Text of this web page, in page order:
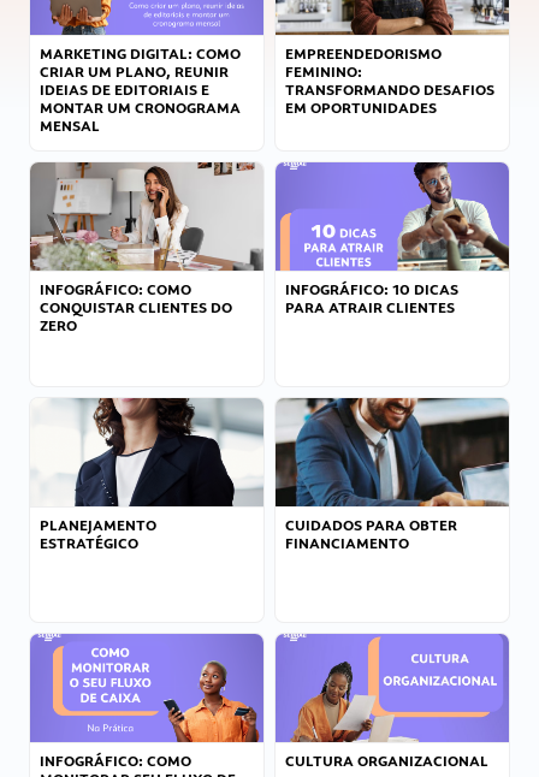
MARKETING DIGITAL: COMO
CRIAR UM PLANO, REUNIR
IDEIAS DE EDITORIAIS E
MONTAR UM CRONOGRAMA
MENSAL
EMPREENDEDORISMO
FEMININO:
TRANSFORMANDO DESAFIOS
EM OPORTUNIDADES
INFOGRÁFICO: COMO
CONQUISTAR CLIENTES DO
ZERO
INFOGRÁFICO: 10 DICAS
PARA ATRAIR CLIENTES
PLANEJAMENTO
ESTRATÉGICO
CUIDADOS PARA OBTER
FINANCIAMENTO
INFOGRÁFICO: COMO
CULTURA ORGANIZACIONAL